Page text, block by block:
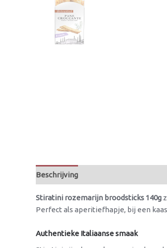
Beschrijving
Stiratini rozemarijn broodsticks 140g
Perfect als aperitiefhapje, bij een
Authentieke Italiaanse smaak